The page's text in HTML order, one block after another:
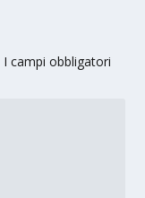
I campi obbligatori